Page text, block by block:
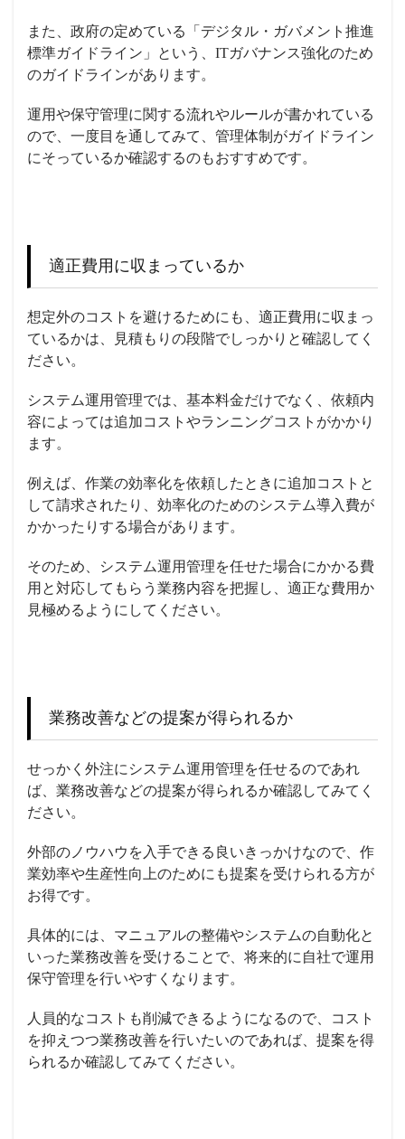
また、政府の定めている「デジタル・ガバメント推進
標準ガイドライン」という、ITガバナンス強化のため
のガイドラインがあります。
運用や保守管理に関する流れやルールが書かれている
ので、一度目を通してみて、管理体制がガイドライン
にそっているか確認するのもおすすめです。
適正費用に収まっているか
想定外のコストを避けるためにも、適正費用に収まっ
ているかは、見積もりの段階でしっかりと確認してく
ださい。
システム運用管理では、基本料金だけでなく、依頼内
容によっては追加コストやランニングコストがかかり
ます。
例えば、作業の効率化を依頼したときに追加コストと
して請求されたり、効率化のためのシステム導入費が
かかったりする場合があります。
そのため、システム運用管理を任せた場合にかかる費
用と対応してもらう業務内容を把握し、適正な費用か
見極めるようにしてください。
業務改善などの提案が得られるか
せっかく外注にシステム運用管理を任せるのであれ
ば、業務改善などの提案が得られるか確認してみてく
ださい。
外部のノウハウを入手できる良いきっかけなので、作
業効率や生産性向上のためにも提案を受けられる方が
お得です。
具体的には、マニュアルの整備やシステムの自動化と
いった業務改善を受けることで、将来的に自社で運用
保守管理を行いやすくなります。
人員的なコストも削減できるようになるので、コスト
を抑えつつ業務改善を行いたいのであれば、提案を得
られるか確認してみてください。